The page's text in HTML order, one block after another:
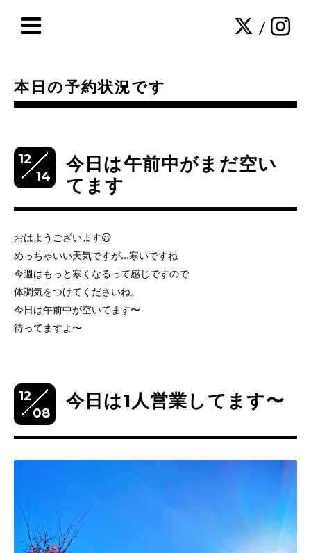
/
本日の予約状況です
12
14
今日は午前中がまだ空い
てます
おはようございます😃
めっちゃいい天気ですが…寒いですね
今週はもっと寒くなるって感じですので
体調気をつけてくださいね。
今日は午前中が空いてます〜
待ってますよ〜
12
08
今日は1人営業してます〜